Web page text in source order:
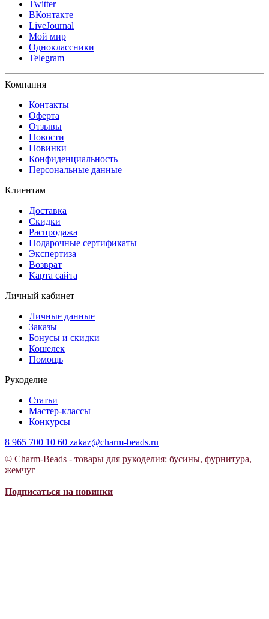
Twitter
ВКонтакте
LiveJournal
Мой мир
Одноклассники
Telegram
Компания
Контакты
Оферта
Отзывы
Новости
Новинки
Конфиденциальность
Персональные данные
Клиентам
Доставка
Скидки
Распродажа
Подарочные сертификаты
Экспертиза
Возврат
Карта сайта
Личный кабинет
Личные данные
Заказы
Бонусы и скидки
Кошелек
Помощь
Рукоделие
Статьи
Мастер-классы
Конкурсы
8 965 700 10 60 zakaz@charm-beads.ru
© Charm-Beads - товары для рукоделия: бусины, фурнитура,
жемчуг
Подписаться на новинки